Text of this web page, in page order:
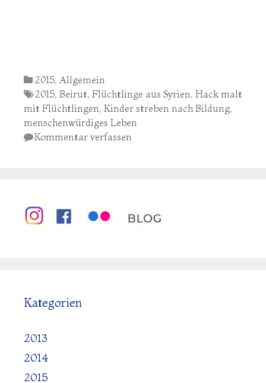
Categories
2015, Allgemein
Tags
2015, Beirut, Flüchtlinge aus Syrien, Hack malt
mit Flüchtlingen, Kinder streben nach Bildung,
menschenwürdiges Leben
Kommentar verfassen
Kategorien
2013
2014
2015